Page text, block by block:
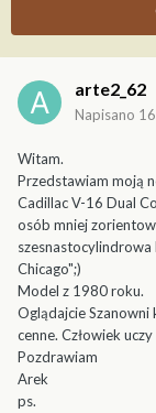
arte2_62
Napisano
Witam.
Przedstawiam moją
Cadillac V-16 Dual
osób mniej
szesnastocylindrowa
Chicago";)
Model z 1980 roku.
Oglądajcie Szanowni
cenne. Człowiek
Pozdrawiam
Arek
ps.